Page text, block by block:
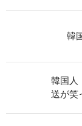
韓
韓国人
送が笑